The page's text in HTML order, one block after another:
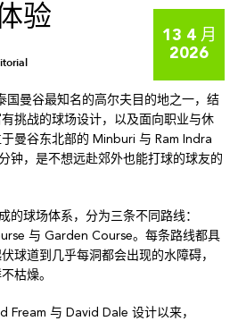
验
13 4 月
2026
国曼谷最知名的高尔夫目的地之一，结
挑战的球场设计，以及面向职业与休
曼谷东北部的 Minburi 与 Ram Indra
钟，是不想远赴郊外也能打球的球友的
的球场体系，分为三条不同路线：
与 Garden Course。每条路线都具
球道到几乎每洞都会出现的水障碍，
枯燥。
Fream 与 David Dale 设计以来，